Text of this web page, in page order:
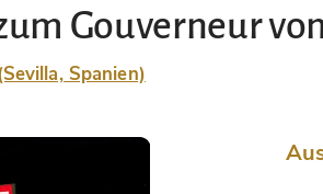
Gouverneur
Spanien)